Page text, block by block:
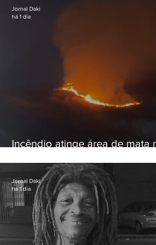
Incêndio atinge área de mata
Iguaçu
Jornal Daki
há 1 dia
Jornal Daki
há 1 dia